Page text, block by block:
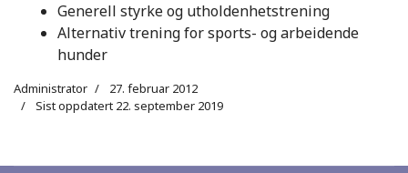
Generell styrke og utholdenhetstrening
Alternativ trening for sports- og arbeidende
hunder
Administrator
27. februar 2012
Sist oppdatert 22. september 2019